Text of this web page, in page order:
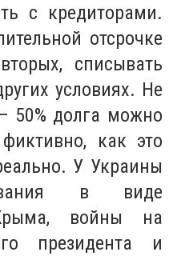
с кредиторами.
отсрочке
списывать
условиях. Не
50% долга можно
как это
У Украины
в виде
войны на
президента и